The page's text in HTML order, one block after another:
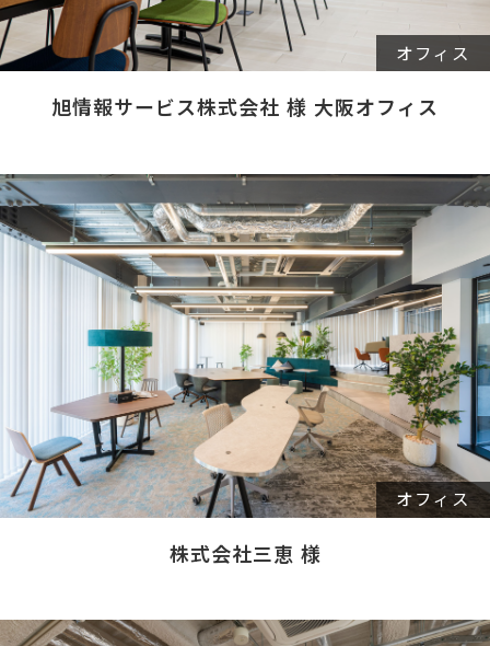
オフィス
旭情報サービス株式会社 様 大阪オフィス
オフィス
株式会社三恵 様